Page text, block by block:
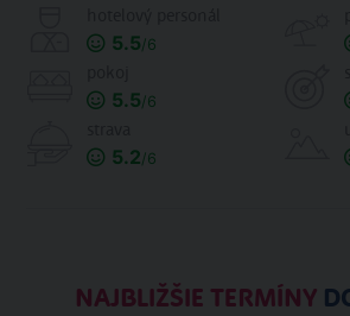
5.5/6
5.5/6
5.2/6
NAJBLIŽŠIE TERMÍNY